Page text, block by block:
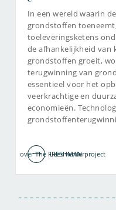
030-
In een wereld waarin
grondstoffen
toeleveringsketens
de afhankelijkheid van
grondstoffen groeit,
terugwinning van
essentieel voor het
veerkrachtige en
economieën.
Lees verder
over The FRESHMAN-project